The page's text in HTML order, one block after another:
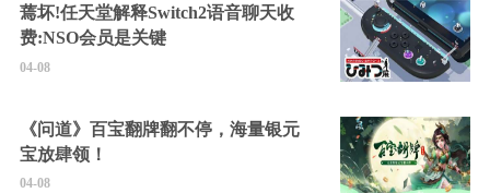
蔫坏!任天堂解释Switch2语音聊天收
费:NSO会员是关键
04-08
《问道》百宝翻牌翻不停，海量银元
宝放肆领！
04-08